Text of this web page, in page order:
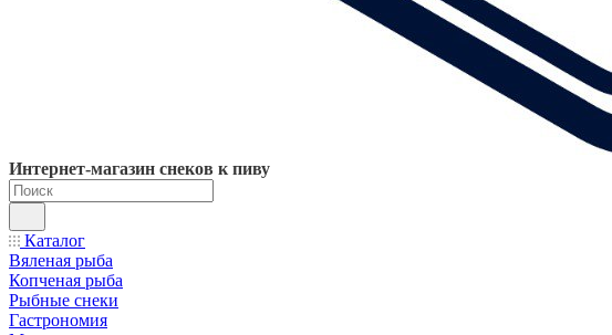
Интернет-магазин снеков к пиву
Каталог
Вяленая рыба
Копченая рыба
Рыбные снеки
Гастрономия